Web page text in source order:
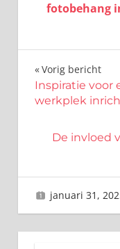
fotobehang
Bericht
Vorig bericht
Inspiratie voor
werkplek
De invloed
januari 31,